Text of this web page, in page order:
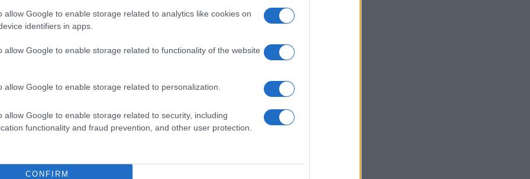
allow Google to enable storage related to analytics like cookies on
identifiers in apps.
allow Google to enable storage related to functionality of the website
allow Google to enable storage related to personalization.
allow Google to enable storage related to security, including
functionality and fraud prevention, and other user protection.
CONFIRM